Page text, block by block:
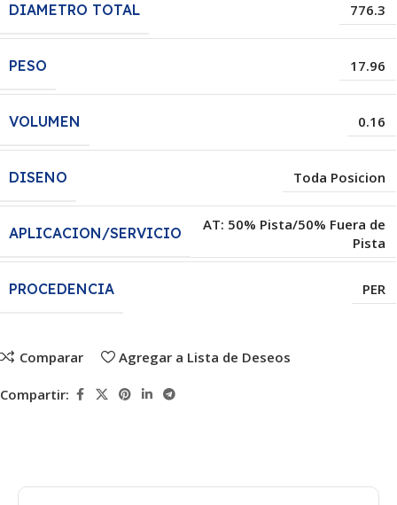
DIAMETRO TOTAL 776.3
PESO 17.96
VOLUMEN 0.16
DISENO Toda Posicion
APLICACION/SERVICIO
AT: 50% Pista/50% Fuera de
Pista
PROCEDENCIA PER
Comparar Agregar a Lista de Deseos
Compartir: